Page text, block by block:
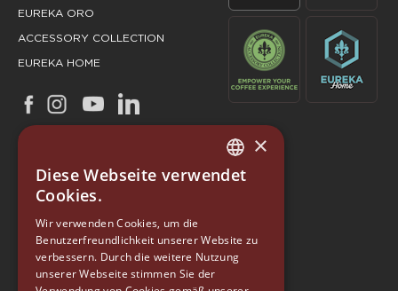
EUREKA ORO
ACCESSORY COLLECTION
EUREKA HOME
ITALIAN
GERMAN
×
Diese Webseite verwendet
Cookies.
Wir verwenden Cookies, um die
Benutzerfreundlichkeit unserer Website zu
verbessern. Durch die weitere Nutzung
unserer Webseite stimmen Sie der